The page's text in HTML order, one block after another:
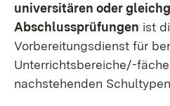
universitären oder
Abschlussprüfungen ist
Vorbereitungsdienst für
Unterrichtsbereiche/-
nachstehenden